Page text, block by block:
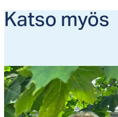
Kat­so myös